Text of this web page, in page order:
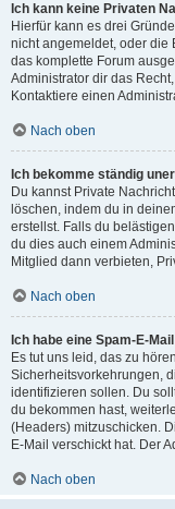
Ich kann keine Privaten
Hierfür kann es drei
nicht angemeldet, oder die
das komplette Forum
Administrator dir das
Kontaktiere einen
Nach oben
Ich bekomme ständig
Du kannst Private
löschen, indem du in
erstellst. Falls du
du dies auch einem
Mitglied dann verbieten,
Nach oben
Ich habe eine Spam-E-
Es tut uns leid, das zu
Sicherheitsvorkehrungen,
identifizieren sollen. Du
du bekommen hast,
(Headers) mitzuschicken.
E-Mail verschickt hat. Der
Nach oben